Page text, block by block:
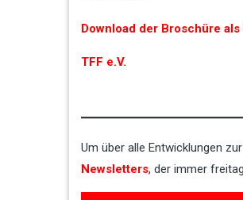
Download der Broschüre als
TFF e.V.
Um über alle Entwicklungen
Newsletters, der immer